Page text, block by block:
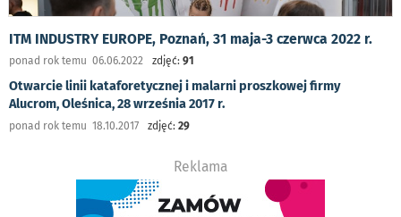
ITM INDUSTRY EUROPE, Poznań, 31 maja-3 czerwca 2022 r.
ponad rok temu 06.06.2022 zdjęć: 91
Otwarcie linii kataforetycznej i malarni proszkowej firmy
Alucrom, Oleśnica, 28 września 2017 r.
ponad rok temu 18.10.2017 zdjęć: 29
Reklama